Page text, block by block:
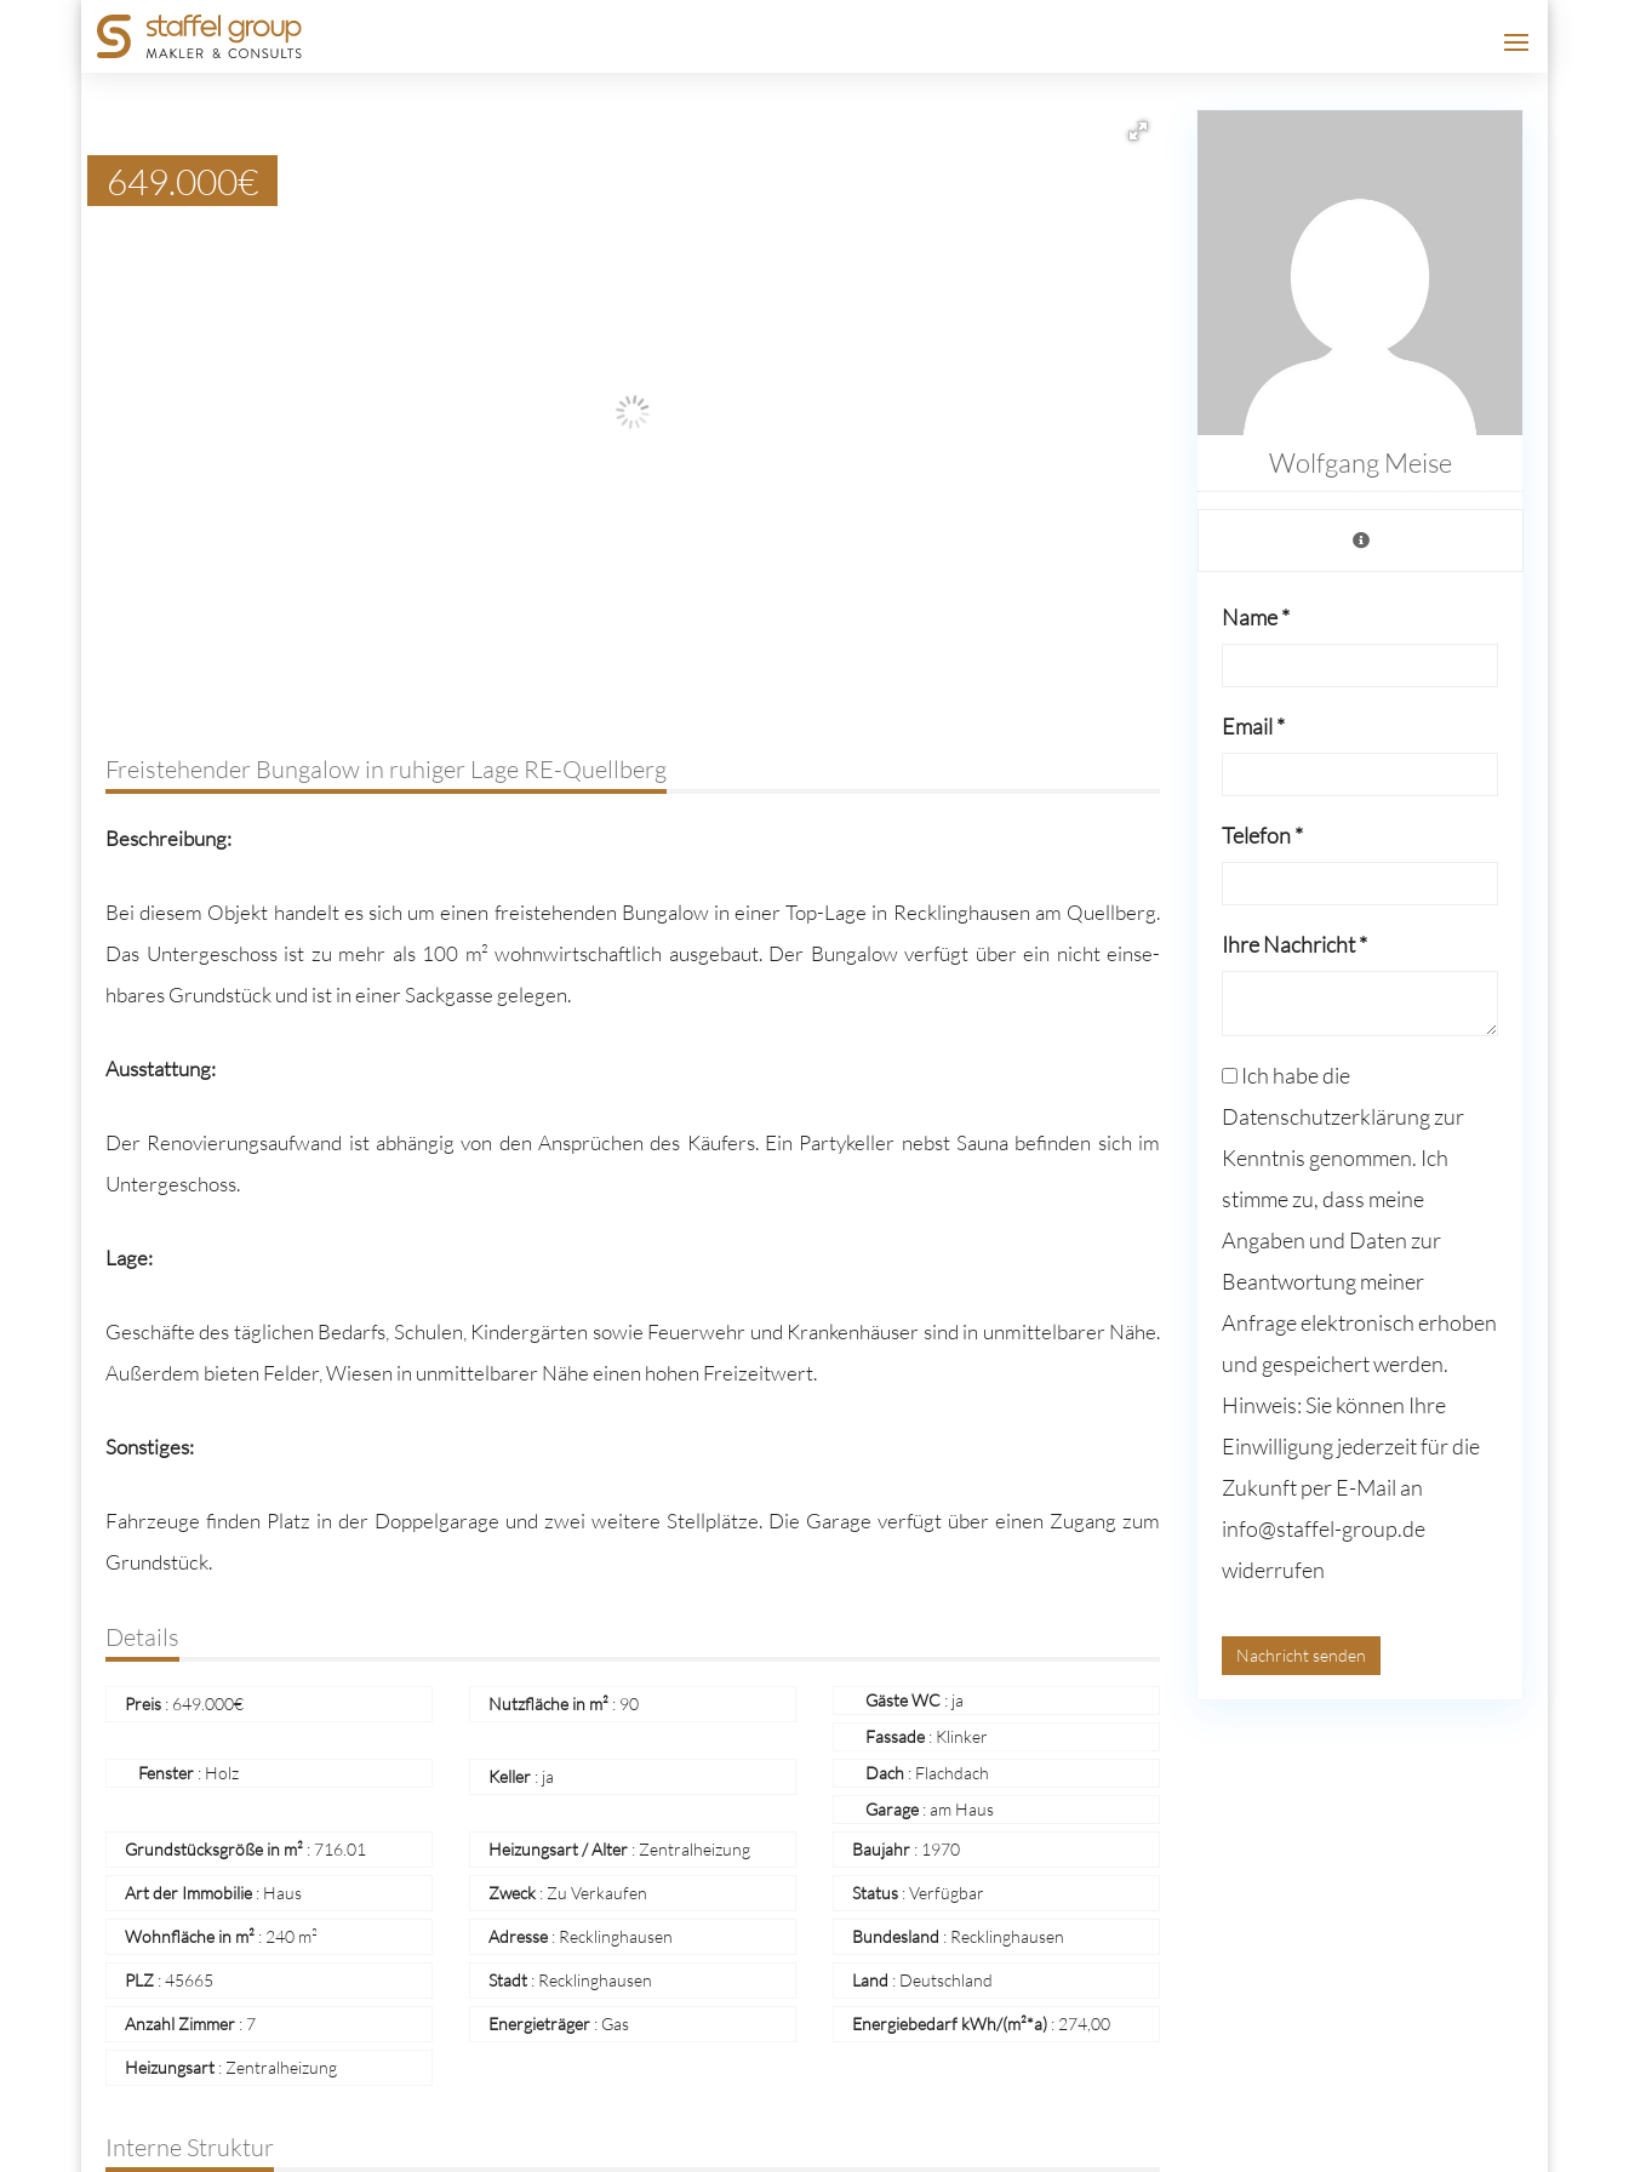
649.000€
Freistehender Bungalow in ruhiger Lage RE-Quellberg
Beschrei­bung:
Bei diesem Objekt han­delt es sich um einen freis­te­hen­den Bun­ga­low in ein­er Top-Lage in Reck­ling­hausen am Quell­berg.
Das Untergeschoss ist zu mehr als 100 m² wohn­wirtschaftlich aus­ge­baut. Der Bun­ga­low ver­fügt über ein nicht ein­se­
hbares Grund­stück und ist in ein­er Sack­gasse gelegen.
Ausstat­tung:
Der Ren­ovierungsaufwand ist abhängig von den Ansprüchen des Käufers. Ein Par­tykeller neb­st Sauna befind­en sich im
Untergeschoss.
Lage:
Geschäfte des täglichen Bedarfs, Schulen, Kindergärten sowie Feuer­wehr und Kranken­häuser sind in unmit­tel­bar­er Nähe.
Außer­dem bieten Felder, Wiesen in unmit­tel­bar­er Nähe einen hohen Freizeitwert.
Son­stiges:
Fahrzeuge find­en Platz in der Dop­pel­gar­age und zwei weit­ere Stellplätze. Die Garage ver­fügt über einen Zugang zum
Grundstück.
Details
Preis : 649.000€ Nutzfläche in m² : 90 Gäste WC: ja
Fassade: Klinker
Fenster : Holz Keller : ja Dach: Flachdach
Garage: am Haus
Grundstücksgröße in m² : 716.01 Heizungsart / Alter : Zentralheizung Baujahr : 1970
Art der Immobilie : Haus Zweck : Zu Verkaufen Status :Verfügbar
Wohnfläche in m² : 240 m² Adresse : Recklinghausen Bundesland : Recklinghausen
PLZ :45665 Stadt : Recklinghausen Land : Deutschland
Anzahl Zimmer : 7 Energieträger : Gas Energiebedarf kWh/(m²*a) : 274,00
Heizungsart : Zentralheizung
Interne Struktur
Wolfgang Meise
Name *
Email *
Telefon *
Ihre Nachricht *
Ich habe die
Datenschutzerklärung zur
Kenntnis genommen. Ich
stimme zu, dass meine
Angaben und Daten zur
Beantwortung meiner
Anfrage elektronisch erhoben
und gespeichert werden.
Hinweis: Sie können Ihre
Einwilligung jederzeit für die
Zukunft per E-Mail an
info@staffel-group.de
widerrufen
Nachricht senden